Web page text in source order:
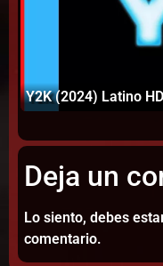
Y2K (2024) Latino
Deja un
Lo siento, debes
comentario.